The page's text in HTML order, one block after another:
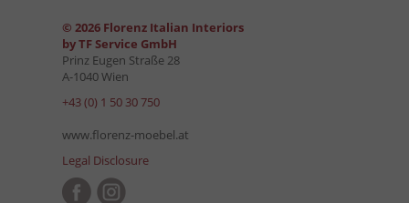
© 2026 Florenz Italian Interiors
by TF Service GmbH
Prinz Eugen Straße 28
A-1040 Wien
+43 (0) 1 50 30 750
www.florenz-moebel.at
Legal Disclosure